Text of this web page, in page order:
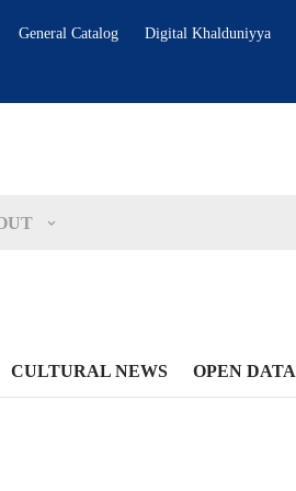
General Catalog Digital Khalduniyya
CULTURAL NEWS OPEN DATA